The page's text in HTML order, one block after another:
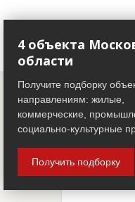
Описание
Чтобы
Войти
4 объекта
области
Получите подборку
направлениям: жилые,
коммерческие,
социально-культурные
Получить подборку